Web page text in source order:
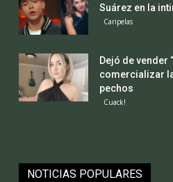
Suárez en la
Caripelas
Dejó de vender
comercializar
pechos
Cuack!
NOTICIAS POPULARES